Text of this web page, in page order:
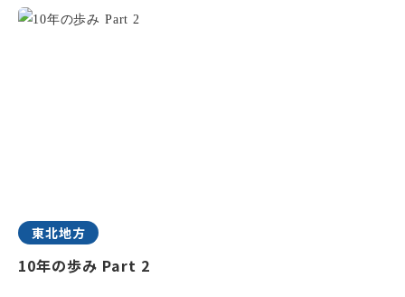
東北地方
10年の歩み Part 2